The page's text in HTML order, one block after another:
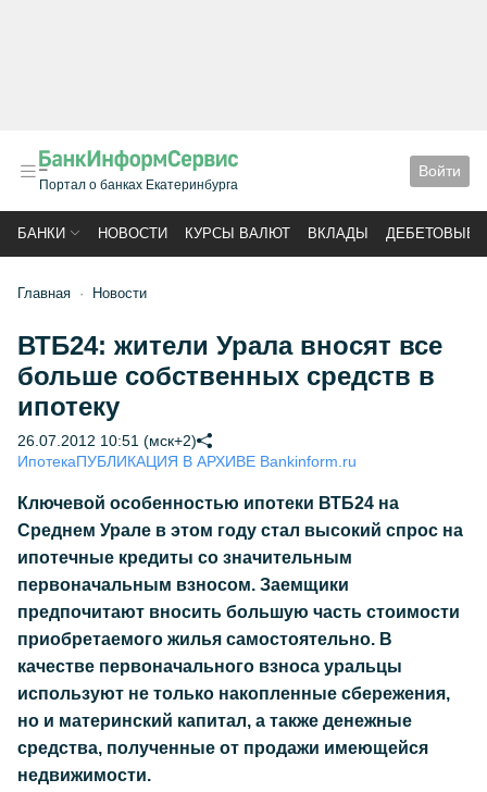
Портал о банках Екатеринбурга
Войти
БАНКИ НОВОСТИ КУРСЫ ВАЛЮТ ВКЛАДЫ ДЕБЕТОВЫЕ
Главная Новости
ВТБ24: жители Урала вносят все
больше собственных средств в
ипотеку
26.07.2012 10:51 (мск+2)
ИпотекаПУБЛИКАЦИЯ В АРХИВЕ Bankinform.ru
Ключевой особенностью ипотеки ВТБ24 на
Среднем Урале в этом году стал высокий спрос на
ипотечные кредиты со значительным
первоначальным взносом. Заемщики
предпочитают вносить большую часть стоимости
приобретаемого жилья самостоятельно. В
качестве первоначального взноса уральцы
используют не только накопленные сбережения,
но и материнский капитал, а также денежные
средства, полученные от продажи имеющейся
недвижимости.